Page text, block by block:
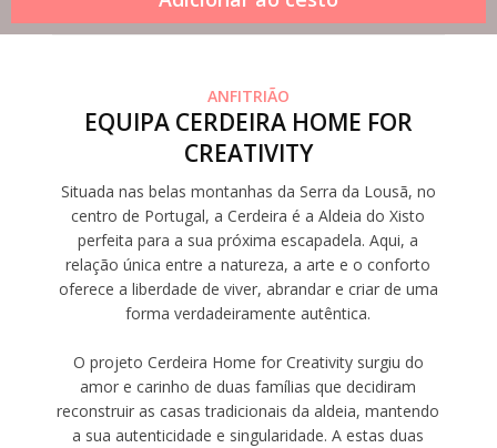
ANFITRIÃO
EQUIPA CERDEIRA HOME FOR
CREATIVITY
Situada nas belas montanhas da Serra da Lousã, no
centro de Portugal, a Cerdeira é a Aldeia do Xisto
perfeita para a sua próxima escapadela. Aqui, a
relação única entre a natureza, a arte e o conforto
oferece a liberdade de viver, abrandar e criar de uma
forma verdadeiramente autêntica.
O projeto Cerdeira Home for Creativity surgiu do
amor e carinho de duas famílias que decidiram
reconstruir as casas tradicionais da aldeia, mantendo
a sua autenticidade e singularidade. A estas duas